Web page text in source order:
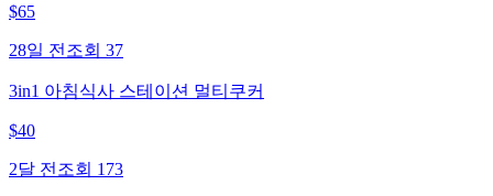
$65
28일 전 조회 37
3in1 아침식사 스테이션 멀티쿠커
$40
2달 전 조회 173